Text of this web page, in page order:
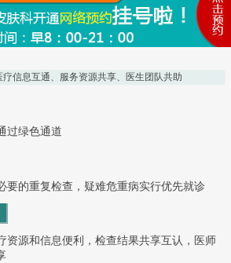
信息互通、服务资源共享、医生团队共助
过绿色通道
要的重复检查，疑难危重病实行优先就诊
资源和信息便利，检查结果共享互认，医师